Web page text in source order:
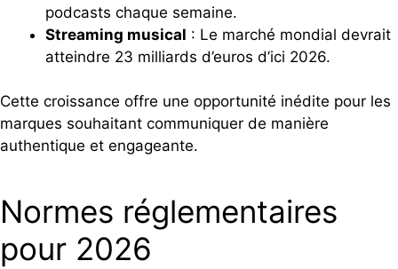
podcasts chaque semaine.
Streaming musical : Le marché mondial devrait
atteindre 23 milliards d’euros d’ici 2026.
Cette croissance offre une opportunité inédite pour les
marques souhaitant communiquer de manière
authentique et engageante.
Normes réglementaires
pour 2026